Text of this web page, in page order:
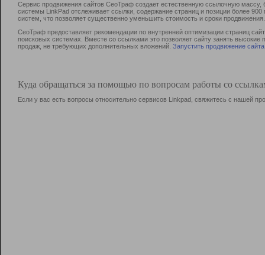
Сервис продвижения сайтов СеоТраф создает естественную ссылочную
системы LinkPad отслеживает ссылки, содержание страниц и позиции более
систем, что позволяет существенно уменьшить стоимость и сроки продвижения.
СеоТраф предоставляет рекомендации по внутренней оптимизации страниц
поисковых системах. Вместе со ссылками это позволяет сайту занять
продаж, не требующих дополнительных вложений. Запустить продвижение сайта
Куда обращаться за помощью по вопросам работы со
Если у вас есть вопросы относительно сервисов Linkpad, свяжитесь с нашей